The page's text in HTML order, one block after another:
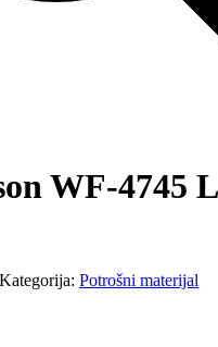
WF-4745 L
Kategorija: Potrošni materijal